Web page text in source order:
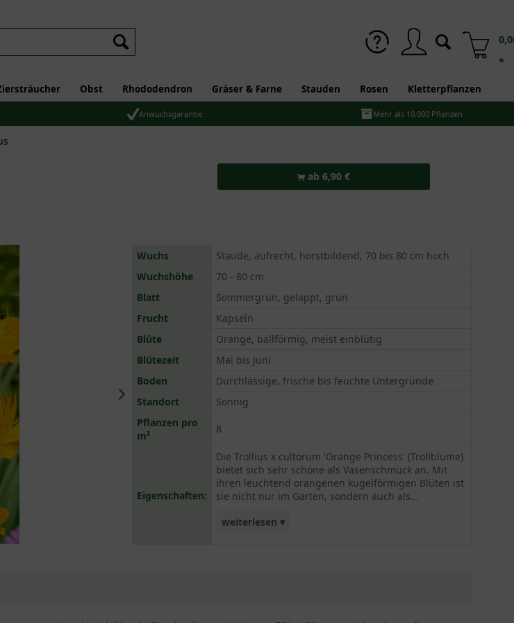
*
Obst Rhododendron Gräser & Farne Stauden Rosen Kletterpflanzen
Anwuchsgarantie Mehr als 10.000 Pflanzen
ab 6,90 €
Wuchs
Staude, aufrecht, horstbildend, 70 bis 80 cm hoch
Wuchshöhe
70 - 80 cm
Blatt
Sommergrün, gelappt, grün
Frucht
Kapseln
Blüte
Orange, ballförmig, meist einblütig
Blütezeit
Mai bis Juni
Boden
Durchlässige, frische bis feuchte Untergründe
Standort
Sonnig
Pflanzen pro
m²
8
Eigenschaften:
Die Trollius x cultorum 'Orange Princess' (Trollblume)
bietet sich sehr schöne als Vasenschmuck an. Mit
ihren leuchtend orangenen kugelförmigen Blüten ist
sie nicht nur im Garten, sondern auch als...
weiterlesen ▾